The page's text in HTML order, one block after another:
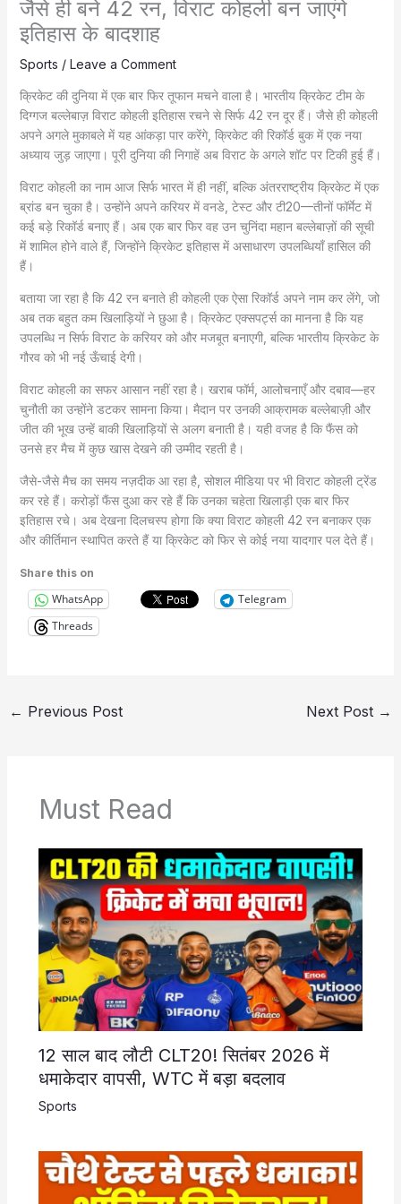
जैसे ही बने 42 रन, विराट कोहली बन जाएंगे
इतिहास के बादशाह
Sports / Leave a Comment
क्रिकेट की दुनिया में एक बार फिर तूफान मचने वाला है। भारतीय क्रिकेट टीम के
दिग्गज बल्लेबाज़ विराट कोहली इतिहास रचने से सिर्फ 42 रन दूर हैं। जैसे ही कोहली
अपने अगले मुकाबले में यह आंकड़ा पार करेंगे, क्रिकेट की रिकॉर्ड बुक में एक नया
अध्याय जुड़ जाएगा। पूरी दुनिया की निगाहें अब विराट के अगले शॉट पर टिकी हुई हैं।
विराट कोहली का नाम आज सिर्फ भारत में ही नहीं, बल्कि अंतरराष्ट्रीय क्रिकेट में एक
ब्रांड बन चुका है। उन्होंने अपने करियर में वनडे, टेस्ट और टी20—तीनों फॉर्मेट में
कई बड़े रिकॉर्ड बनाए हैं। अब एक बार फिर वह उन चुनिंदा महान बल्लेबाज़ों की सूची
में शामिल होने वाले हैं, जिन्होंने क्रिकेट इतिहास में असाधारण उपलब्धियाँ हासिल की
हैं।
बताया जा रहा है कि 42 रन बनाते ही कोहली एक ऐसा रिकॉर्ड अपने नाम कर लेंगे, जो
अब तक बहुत कम खिलाड़ियों ने छुआ है। क्रिकेट एक्सपर्ट्स का मानना है कि यह
उपलब्धि न सिर्फ विराट के करियर को और मजबूत बनाएगी, बल्कि भारतीय क्रिकेट के
गौरव को भी नई ऊँचाई देगी।
विराट कोहली का सफर आसान नहीं रहा है। खराब फॉर्म, आलोचनाएँ और दबाव—हर
चुनौती का उन्होंने डटकर सामना किया। मैदान पर उनकी आक्रामक बल्लेबाज़ी और
जीत की भूख उन्हें बाकी खिलाड़ियों से अलग बनाती है। यही वजह है कि फैंस को
उनसे हर मैच में कुछ खास देखने की उम्मीद रहती है।
जैसे-जैसे मैच का समय नज़दीक आ रहा है, सोशल मीडिया पर भी विराट कोहली ट्रेंड
कर रहे हैं। करोड़ों फैंस दुआ कर रहे हैं कि उनका चहेता खिलाड़ी एक बार फिर
इतिहास रचे। अब देखना दिलचस्प होगा कि क्या विराट कोहली 42 रन बनाकर एक
और कीर्तिमान स्थापित करते हैं या क्रिकेट को फिर से कोई नया यादगार पल देते हैं।
Share this on
WhatsApp
Telegram
Threads
← Previous Post Next Post →
Must Read
12 साल बाद लौटी CLT20! सितंबर 2026 में
धमाकेदार वापसी, WTC में बड़ा बदलाव
Sports